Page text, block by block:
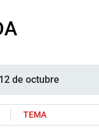
de octubre
TEMA